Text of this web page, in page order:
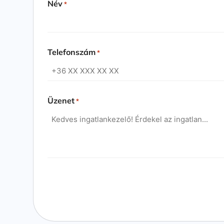
Név *
Telefonszám *
Üzenet *